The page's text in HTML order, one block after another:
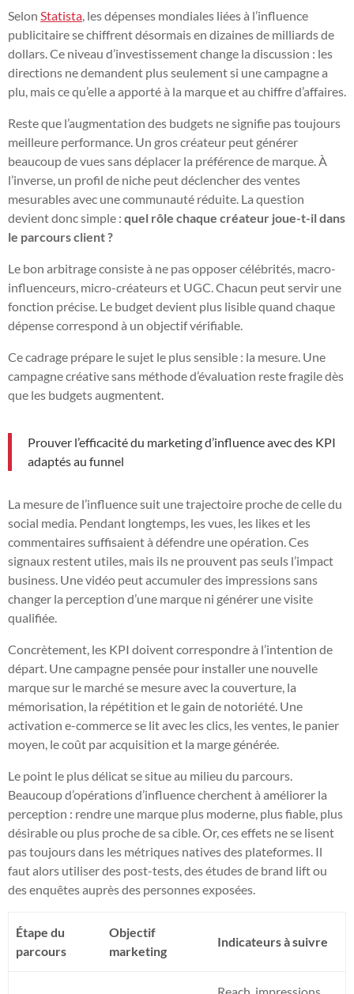
Selon Statista , les dépenses mondiales liées à l’influence
publicitaire se chiffrent désormais en dizaines de milliards de
dollars. Ce niveau d’investissement change la discussion : les
directions ne demandent plus seulement si une campagne a
plu, mais ce qu’elle a apporté à la marque et au chiffre d’affaires.
Reste que l’augmentation des budgets ne signifie pas toujours
meilleure performance. Un gros créateur peut générer
beaucoup de vues sans déplacer la préférence de marque. À
l’inverse, un profil de niche peut déclencher des ventes
mesurables avec une communauté réduite. La question
devient donc simple : quel rôle chaque créateur joue-t-il dans
le parcours client ?
Le bon arbitrage consiste à ne pas opposer célébrités, macro-
influenceurs, micro-créateurs et UGC. Chacun peut servir une
fonction précise. Le budget devient plus lisible quand chaque
dépense correspond à un objectif vérifiable.
Ce cadrage prépare le sujet le plus sensible : la mesure. Une
campagne créative sans méthode d’évaluation reste fragile dès
que les budgets augmentent.
Prouver l’efficacité du marketing d’influence avec des KPI
adaptés au funnel
La mesure de l’influence suit une trajectoire proche de celle du
social media. Pendant longtemps, les vues, les likes et les
commentaires suffisaient à défendre une opération. Ces
signaux restent utiles, mais ils ne prouvent pas seuls l’impact
business. Une vidéo peut accumuler des impressions sans
changer la perception d’une marque ni générer une visite
qualifiée.
Concrètement, les KPI doivent correspondre à l’intention de
départ. Une campagne pensée pour installer une nouvelle
marque sur le marché se mesure avec la couverture, la
mémorisation, la répétition et le gain de notoriété. Une
activation e-commerce se lit avec les clics, les ventes, le panier
moyen, le coût par acquisition et la marge générée.
Le point le plus délicat se situe au milieu du parcours.
Beaucoup d’opérations d’influence cherchent à améliorer la
perception : rendre une marque plus moderne, plus fiable, plus
désirable ou plus proche de sa cible. Or, ces effets ne se lisent
pas toujours dans les métriques natives des plateformes. Il
faut alors utiliser des post-tests, des études de brand lift ou
des enquêtes auprès des personnes exposées.
Étape du
parcours
Objectif
marketing
Indicateurs à suivre
Reach, impressions,